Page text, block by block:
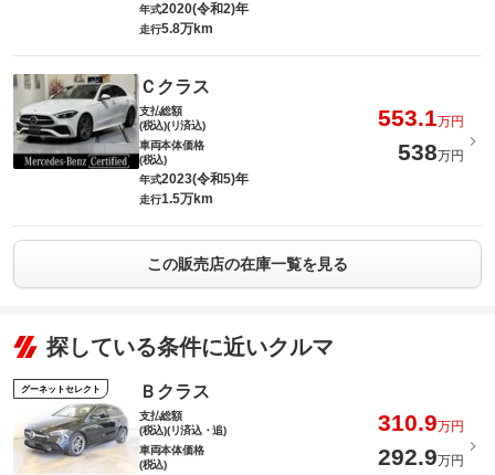
年式2020(令和2)年
走行5.8万km
Ｃクラス
支払総額
(税込)(リ済込)
553.1万円
車両本体価格
(税込)
538万円
年式2023(令和5)年
走行1.5万km
この販売店の在庫一覧を見る
探している条件に近いクルマ
グーネットセレクト Ｂクラス
支払総額
(税込)(リ済込・追)
310.9万円
車両本体価格
(税込)
292.9万円